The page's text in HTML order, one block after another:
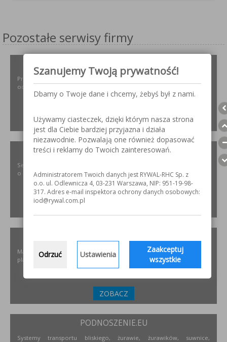
Pozostałe serwisy firmy
Projektowanie i dobór, montaż, serwis instalacji i urządzeń
odpylających dla różnych gałęzi przemysłu.
ZOBACZ
SZLIFOWANIE.INFO
Serwis internetowy poświęcony obróbce stali nierdzewnej. Wszystko
o materiałach, urządzeniach i technologiach.
Materiały i urządzenia do napawania i regeneracji. Układy
plastyfikujące oraz obróbka CNC.
ZOBACZ
PODNOSZENIE.EU
Systemy transportu bliskiego, żurawie, żurawików, suwnice,
Szanujemy Twoją prywatność!
Dbamy o Twoje dane i chcemy, żebyś był z nami.
Używamy ciasteczek, dzięki którym nasza strona
jest dla Ciebie bardziej przyjazna i działa
niezawodnie. Pozwalają one również dopasować
treści i reklamy do Twoich zainteresowań.
Administratorem Twoich danych jest RYWAL-RHC Sp. z
o.o. ul. Odlewnicza 4, 03-231 Warszawa, NIP: 951-19-98-
317. Adres e-mail inspektora ochrony danych osobowych:
iod@rywal.com.pl
Odrzuć Ustawienia
Zaakceptuj
wszystkie